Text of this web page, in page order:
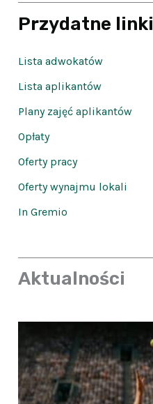
Przydatne linki
Lista adwokatów
Lista aplikantów
Plany zajęć aplikantów
Opłaty
Oferty pracy
Oferty wynajmu lokali
In Gremio
Aktualności